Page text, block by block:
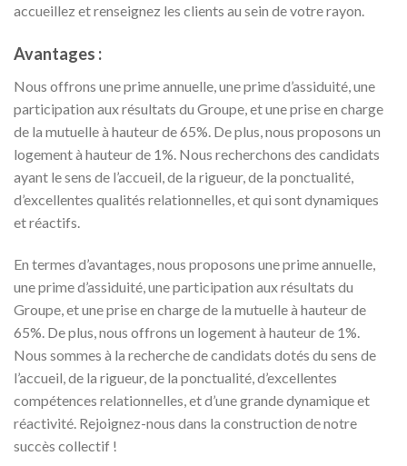
accueillez et renseignez les clients au sein de votre rayon.
Avantages :
Nous offrons une prime annuelle, une prime d’assiduité, une
participation aux résultats du Groupe, et une prise en charge
de la mutuelle à hauteur de 65%. De plus, nous proposons un
logement à hauteur de 1%. Nous recherchons des candidats
ayant le sens de l’accueil, de la rigueur, de la ponctualité,
d’excellentes qualités relationnelles, et qui sont dynamiques
et réactifs.
En termes d’avantages, nous proposons une prime annuelle,
une prime d’assiduité, une participation aux résultats du
Groupe, et une prise en charge de la mutuelle à hauteur de
65%. De plus, nous offrons un logement à hauteur de 1%.
Nous sommes à la recherche de candidats dotés du sens de
l’accueil, de la rigueur, de la ponctualité, d’excellentes
compétences relationnelles, et d’une grande dynamique et
réactivité. Rejoignez-nous dans la construction de notre
succès collectif !